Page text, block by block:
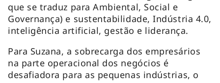
que se traduz para Ambiental, Social e
Governança) e sustentabilidade, Indústria 4.0,
inteligência artificial, gestão e liderança.
Para Suzana, a sobrecarga dos empresários
na parte operacional dos negócios é
desafiadora para as pequenas indústrias, o